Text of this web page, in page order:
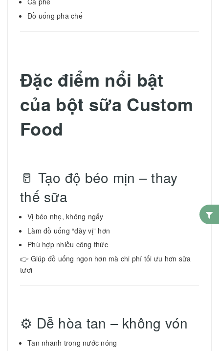
Đồ uống pha chế
Đặc điểm nổi bật
của bột sữa Custom
Food
🥛 Tạo độ béo mịn – thay
thế sữa
Vị béo nhẹ, không ngấy
Làm đồ uống “dày vị” hơn
Phù hợp nhiều công thức
👉 Giúp đồ uống ngon hơn mà chi phí tối ưu hơn sữa
tươi
⚙️ Dễ hòa tan – không vón
Tan nhanh trong nước nóng